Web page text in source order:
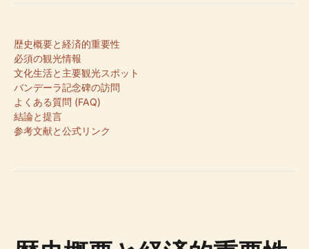
歴史概要と経済的重要性
必須の観光情報
文化生活と主要観光スポット
バンデーラ記念碑の訪問
よくある質問 (FAQ)
結論と提言
参考文献と公式リンク